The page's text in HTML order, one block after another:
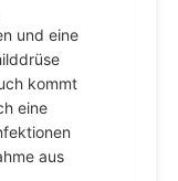
und eine
kommt
eine
aus